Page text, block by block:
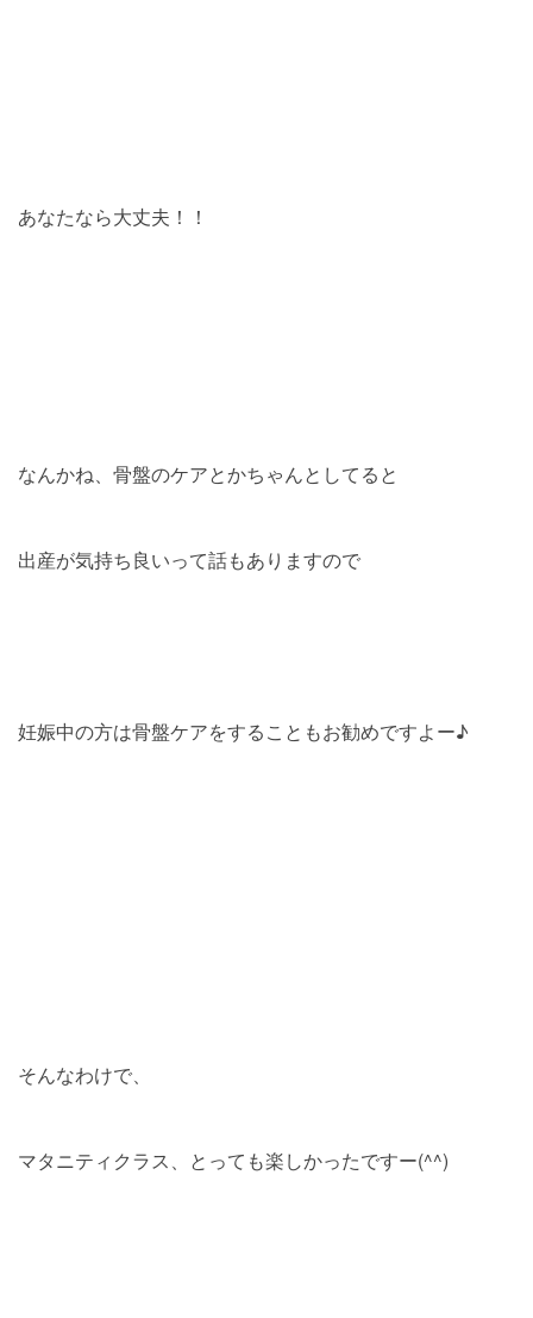
あなたなら大丈夫！！
なんかね、骨盤のケアとかちゃんとしてると
出産が気持ち良いって話もありますので
妊娠中の方は骨盤ケアをすることもお勧めですよー♪
そんなわけで、
マタニティクラス、とっても楽しかったですー(^^)